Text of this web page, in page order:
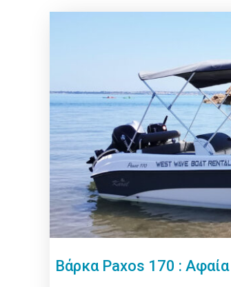
Βάρκα Paxos 170 : Αφαία